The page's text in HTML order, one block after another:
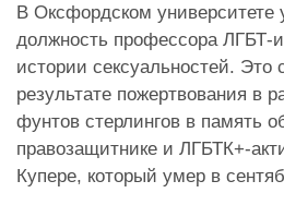
В Оксфордском университете
должность профессора ЛГБТ-
истории сексуальностей.
результате пожертвования в
фунтов стерлингов в память
правозащитнике и ЛГБТК+-
Купере, который умер в